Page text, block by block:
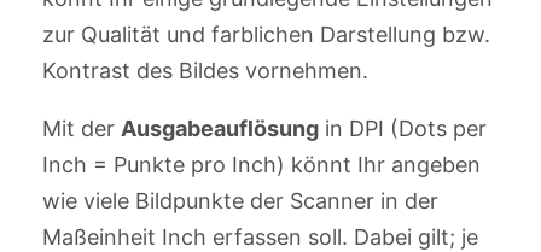
zur Qualität und farblichen Darstellung bzw.
Kontrast des Bildes vornehmen.
Mit der Ausgabeauflösungin DPI (Dots per
Inch = Punkte pro Inch) könnt Ihr angeben
wie viele Bildpunkte der Scanner in der
Maßeinheit Inch erfassen soll. Dabei gilt; je